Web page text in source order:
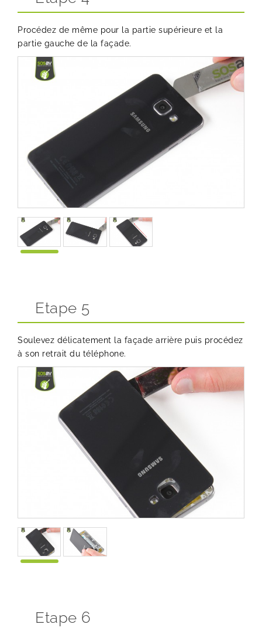
Procédez de même pour la partie supérieure et la
partie gauche de la façade.
Etape 5
Soulevez délicatement la façade arrière puis procédez
à son retrait du téléphone.
Etape 6